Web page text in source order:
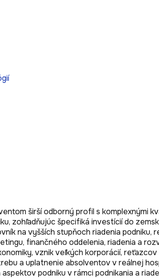
širší odborný profil s komplexnými
zohľadňujúc špecifiká investícií do
na vyšších stupňoch riadenia
finančného oddelenia, riadenia a
vznik veľkých korporácií,
a uplatnenie absolventov v reálnej
podniku v rámci podnikania a